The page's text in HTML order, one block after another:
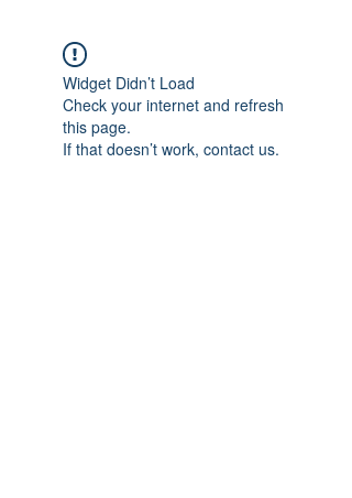
Widget Didn’t Load
Check your internet and refresh
this page.
If that doesn’t work, contact us.